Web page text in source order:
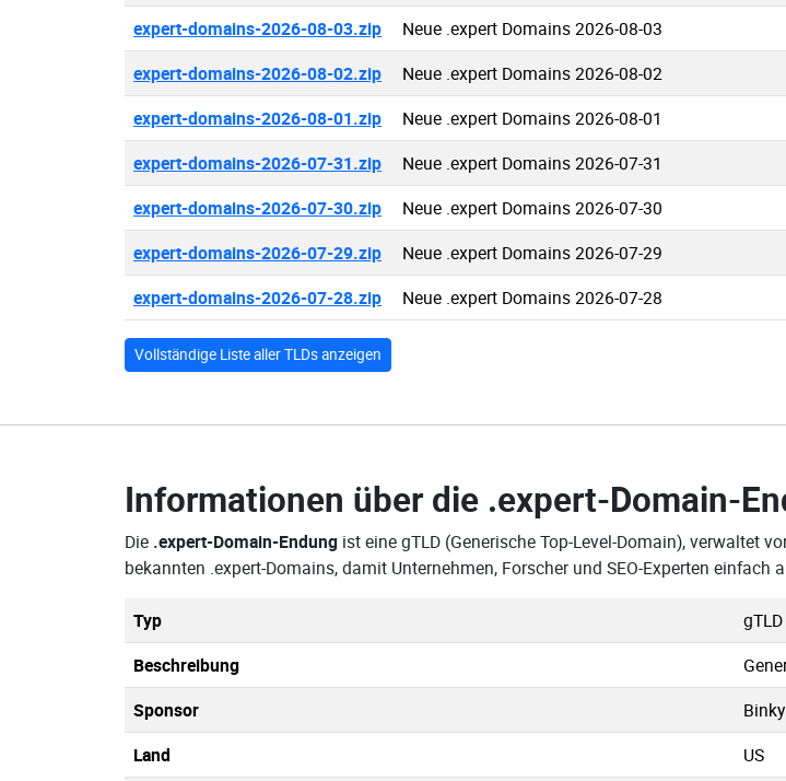
expert-domains-2026-08-03.zip Neue .expert Domains 2026-08-03
expert-domains-2026-08-02.zip Neue .expert Domains 2026-08-02
expert-domains-2026-08-01.zip Neue .expert Domains 2026-08-01
expert-domains-2026-07-31.zip Neue .expert Domains 2026-07-31
expert-domains-2026-07-30.zip Neue .expert Domains 2026-07-30
expert-domains-2026-07-29.zip Neue .expert Domains 2026-07-29
expert-domains-2026-07-28.zip Neue .expert Domains 2026-07-28
Vollständige Liste aller TLDs anzeigen
Informationen über die .expert-Domain-
Die .expert-Domain-Endung ist eine gTLD (Generische Top-Level-Domain), verwaltet
bekannten .expert-Domains, damit Unternehmen, Forscher und SEO-Experten
Typ
gTLD
Beschreibung
Sponsor
Land
US